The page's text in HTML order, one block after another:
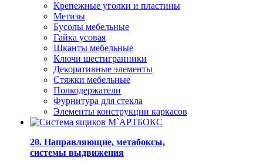
Крепежные уголки и пластины
Метизы
Бусолы мебельные
Гайка усовая
Шканты мебельные
Ключи шестигранники
Декоративные элементы
Стяжки мебельные
Полкодержатели
Фурнитура для стекла
Элементы конструкции каркасов
20. Направляющие, метабоксы,
системы выдвижения